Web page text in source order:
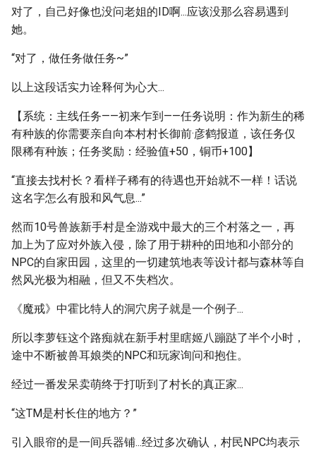
对了，自己好像也没问老姐的ID啊...应该没那么容易遇到
她。
“对了，做任务做任务~”
以上这段话实力诠释何为心大...
【系统：主线任务——初来乍到——任务说明：作为新生的稀
有种族的你需要亲自向本村村长御前·彦鹤报道，该任务仅
限稀有种族；任务奖励：经验值+50，铜币+100】
“直接去找村长？看样子稀有的待遇也开始就不一样！话说
这名字怎么有股和风气息...”
然而10号兽族新手村是全游戏中最大的三个村落之一，再
加上为了应对外族入侵，除了用于耕种的田地和小部分的
NPC的自家田园，这里的一切建筑地表等设计都与森林等自
然风光极为相融，但又不失档次。
《魔戒》中霍比特人的洞穴房子就是一个例子...
所以李萝钰这个路痴就在新手村里瞎姬八蹦跶了半个小时，
途中不断被兽耳娘类的NPC和玩家询问和抱住。
经过一番发呆卖萌终于打听到了村长的真正家...
“这TM是村长住的地方？”
引入眼帘的是一间兵器铺...经过多次确认，村民NPC均表示